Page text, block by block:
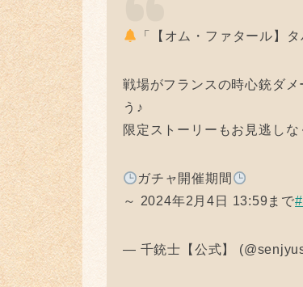
「【オム・ファタール】
戦場がフランスの時心銃ダ
う♪
限定ストーリーもお見逃しな
ガチャ開催期間
～ 2024年2月4日 13:59まで
— 千銃士【公式】